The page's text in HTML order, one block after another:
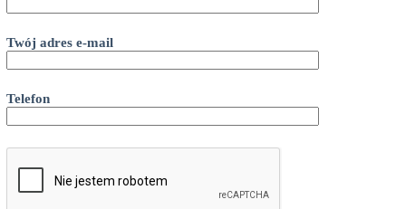
Twój adres e-mail
Telefon